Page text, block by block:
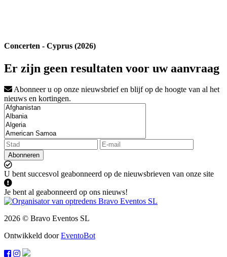
Concerten - Cyprus (2026)
Er zijn geen resultaten voor uw aanvraag
Abonneer u op onze nieuwsbrief en blijf op de hoogte van al het
nieuws en kortingen.
Abonneren
U bent succesvol geabonneerd op de nieuwsbrieven van onze site
Je bent al geabonneerd op ons nieuws!
2026 © Bravo Eventos SL
Ontwikkeld doorEventoBot